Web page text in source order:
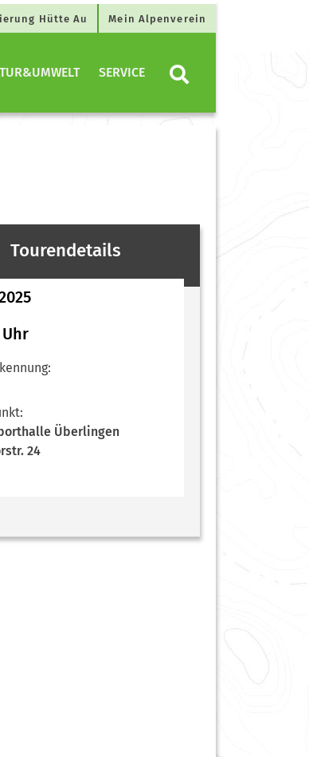
Hütte Au Mein Alpenverein
SERVICE
Tourendetails
Überlingen
24